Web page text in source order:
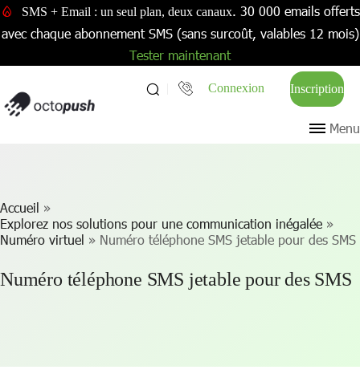
SMS + Email : un seul plan, deux canaux. 30 000 emails offerts
avec chaque abonnement SMS (sans surcoût, valables 12 mois)
Tester maintenant
Connexion Inscription
Menu
Accueil »
Explorez nos solutions pour une communication inégalée »
Numéro virtuel » Numéro téléphone SMS jetable pour des SMS
Numéro téléphone SMS jetable pour des SMS